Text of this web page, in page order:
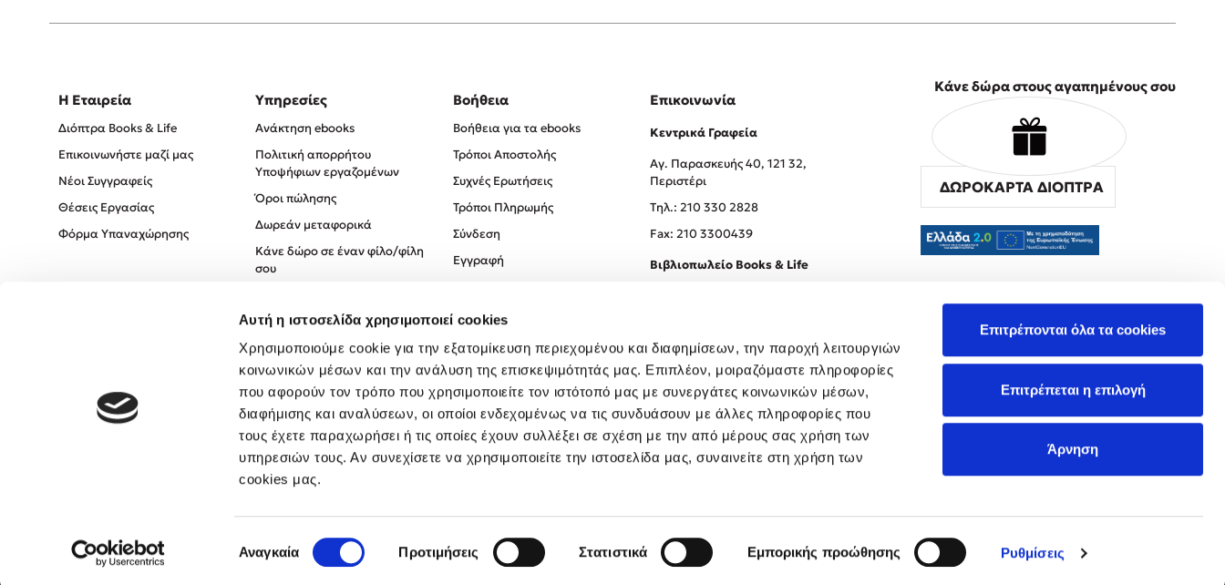
Αυτή η ιστοσελίδα χρησιμοποιεί cookies
Χρησιμοποιούμε cookie για την εξατομίκευση περιεχομένου και διαφημίσεων, την παροχή λειτουργιών
κοινωνικών μέσων και την ανάλυση της επισκεψιμότητάς μας. Επιπλέον, μοιραζόμαστε πληροφορίες
που αφορούν τον τρόπο που χρησιμοποιείτε τον ιστότοπό μας με συνεργάτες κοινωνικών μέσων,
διαφήμισης και αναλύσεων, οι οποίοι ενδεχομένως να τις συνδυάσουν με άλλες πληροφορίες που
τους έχετε παραχωρήσει ή τις οποίες έχουν συλλέξει σε σχέση με την από μέρους σας χρήση των
υπηρεσιών τους. Αν συνεχίσετε να χρησιμοποιείτε την ιστοσελίδα μας, συναινείτε στη χρήση των
cookies μας.
συγκατάθεσης
Αναγκαία Προτιμήσεις Στατιστικά Εμπορικής προώθησης Ρυθμίσεις
Επιτρέπονται όλα τα cookies
Επιτρέπεται η επιλογή
Άρνηση
Η Εταιρεία
Διόπτρα Books & Life
Επικοινωνήστε μαζί μας
Νέοι Συγγραφείς
Θέσεις Εργασίας
Φόρμα Υπαναχώρησης
Υπηρεσίες
Ανάκτηση ebooks
Πολιτική απορρήτου
Υποψήφιων εργαζομένων
Όροι πώλησης
Δωρεάν μεταφορικά
Κάνε δώρο σε έναν φίλο/φίλη
σου
Πολιτική Απορρήτου
Όροι χρήσης
Βοήθεια
Βοήθεια για τα ebooks
Τρόποι Αποστολής
Συχνές Ερωτήσεις
Τρόποι Πληρωμής
Σύνδεση
Εγγραφή
Επικοινωνία
Κεντρικά Γραφεία
Αγ. Παρασκευής 40, 121 32,
Περιστέρι
Tηλ.: 210 330 2828
Fax: 210 3300439
Βιβλιοπωλείο Books & Life
Κάνε δώρα στους αγαπημένους σου
ΔΩΡΟΚΑΡΤΑ ΔΙΟΠΤΡΑ
Created by Powered by